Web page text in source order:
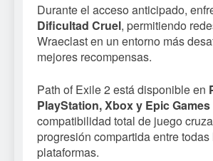
Durante el acceso anticipado,
Dificultad Cruel, permitiendo
Wraeclast en un entorno más
mejores recompensas.
Path of Exile 2 está disponible en
PlayStation, Xbox y Epic
compatibilidad total de juego
progresión compartida entre todas
plataformas.